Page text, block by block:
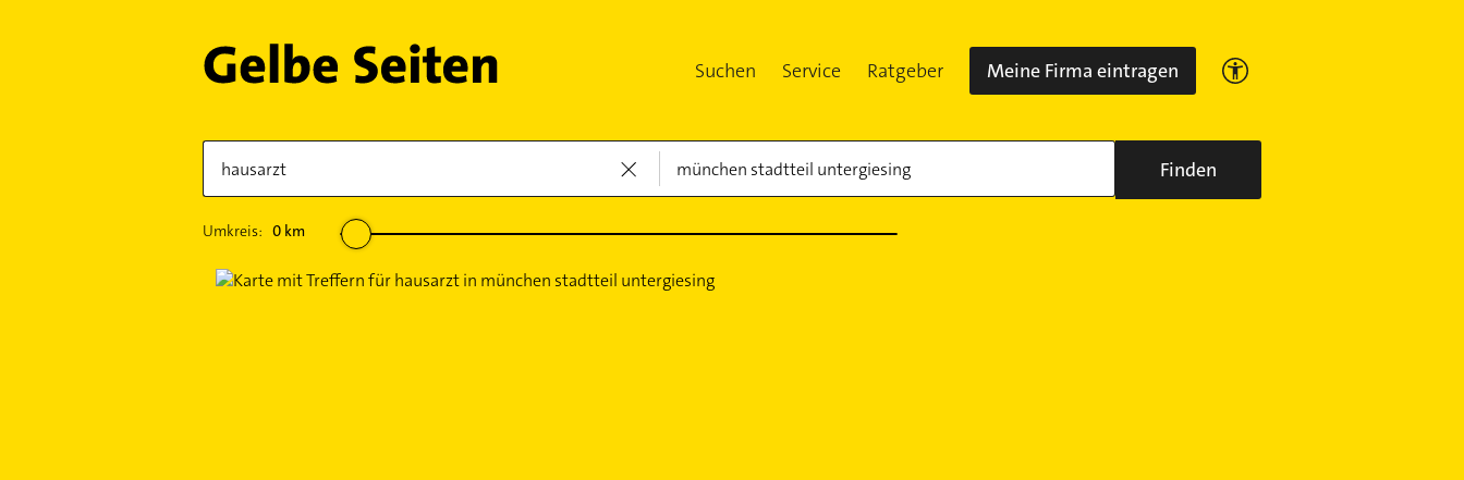
Suchen Service Ratgeber Meine Firma eintragen
Finden
Umkreis: 0km